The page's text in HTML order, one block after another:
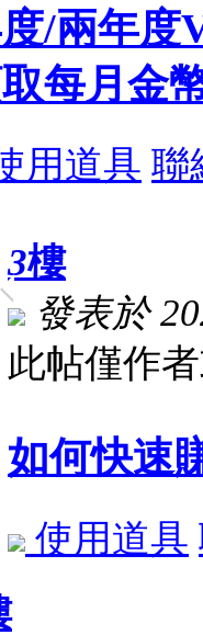
/兩年度
每月金
用道具 聯
3樓
發表於
此帖僅作
如何快速
使用道具